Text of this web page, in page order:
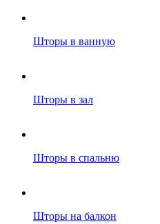
Шторы в ванную
Шторы в зал
Шторы в спальню
Шторы на балкон